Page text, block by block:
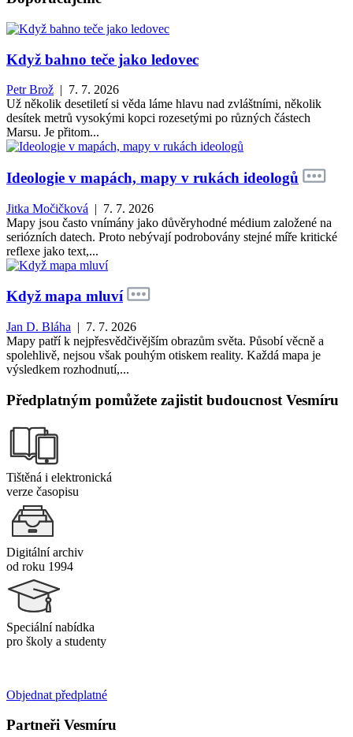
Když bahno teče jako ledovec
Petr Brož | 7. 7. 2026
Už několik desetiletí si věda láme hlavu nad zvláštními, několik
desítek metrů vysokými kopci rozesetými po různých částech
Marsu. Je přitom...
Ideologie v mapách, mapy v rukách ideologů
Jitka Močičková | 7. 7. 2026
Mapy jsou často vnímány jako důvěryhodné médium založené na
seriózních datech. Proto nebývají podrobovány stejné míře kritické
reflexe jako text,...
Když mapa mluví
Jan D. Bláha | 7. 7. 2026
Mapy patří k nejpřesvědčivějším obrazům světa. Působí věcně a
spolehlivě, nejsou však pouhým otiskem reality. Každá mapa je
výsledkem rozhodnutí,...
Předplatným pomůžete zajistit budoucnost Vesmíru
Tištěná i elektronická
verze časopisu
Digitální archiv
od roku 1994
Speciální nabídka
pro školy a studenty
Objednat předplatné
Partneři Vesmíru